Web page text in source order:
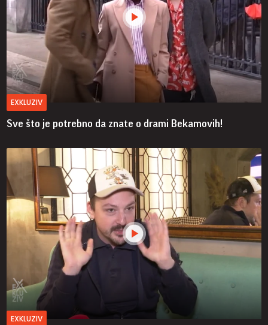
EXKLUZIV
Sve što je potrebno da znate o drami Bekamovih!
EXKLUZIV